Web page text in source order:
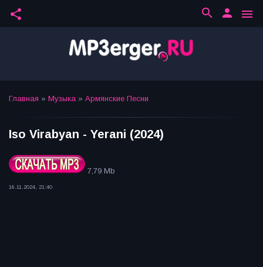
share menu
person
search
Главная » Музыка » Армянские Песни
Iso Virabyan - Yerani (2024)
7,79 Mb
16.11.2024, 21:40